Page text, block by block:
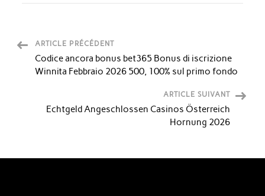
ARTICLE PRÉCÉDENT
Codice ancora bonus bet365 Bonus di iscrizione
Winnita Febbraio 2026 500, 100% sul primo fondo
ARTICLE SUIVANT
Echtgeld Angeschlossen Casinos Österreich
Hornung 2026